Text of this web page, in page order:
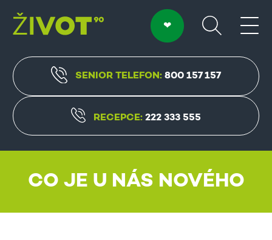
SENIOR TELEFON:800 157 157
RECEPCE:222 333 555
CO JE U NÁS NOVÉHO